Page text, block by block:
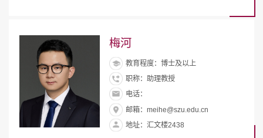
梅河
教育程度：博士及以上
职称：助理教授
电话：
邮箱：meihe@szu.edu.cn
地址：汇文楼2438